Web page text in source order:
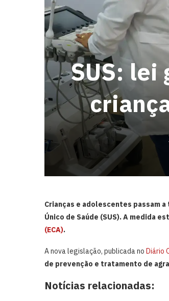
SUS: lei
Crianças e adolescentes passam
Único de Saúde (SUS). A medida
(ECA).
A nova legislação, publicada no Diário
de prevenção e tratamento de
Notícias relacionadas: